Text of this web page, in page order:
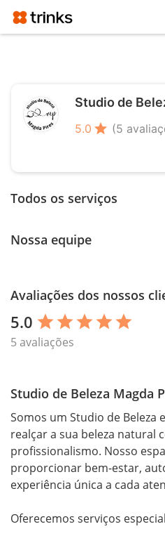
Studio de
5.0 star (5
Todos os serviços
Nossa equipe
Avaliações dos nossos
5.0 star star star star star
5 avaliações
Studio de Beleza Magda
Somos um Studio de Beleza
realçar a sua beleza natural
profissionalismo. Nosso
proporcionar bem-estar,
experiência única a cada
Oferecemos serviços